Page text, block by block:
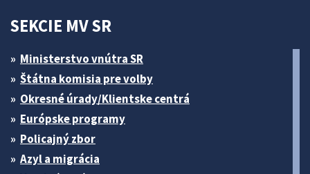
SEKCIE MV SR
Ministerstvo vnútra SR
Štátna komisia pre volby
Okresné úrady/Klientske centrá
Európske programy
Policajný zbor
Azyl a migrácia